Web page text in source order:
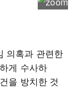
의혹과 관련한
게 수사하
을 방치한 것